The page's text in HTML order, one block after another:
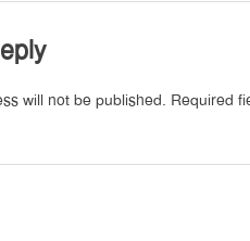
will not be published. Required